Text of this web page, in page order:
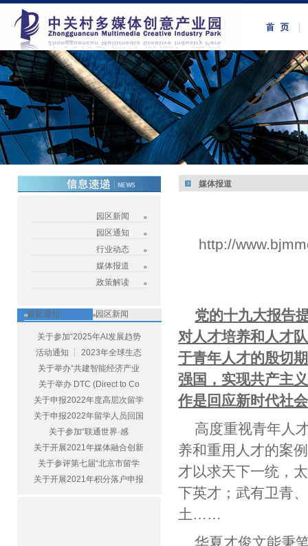
园区新闻
园区通知
行业动态
媒体报道
政策解读
最新通知 园区新闻
关于参加“2025年AI发展趋势
活动通知 ┆ 2023年全球生态
关于举办“共建智能经济产业
关于举办 DTC (Direct to Co
关于申报2022年度高层次留学
关于申报2022年留学人员回国
关于参加“联通世界·感
关于开展2021年媒体融合创新
关于参评第七届“北京市留学
关于开展2021年积分落户申报
媒体报道
http://
党的十九大报告
对人才培养和人才
于青年人才的殷切
强国，实现共产主
作是回应新时代社
高度重视青年人
养和重用人才的案
才以求天下一统，
下英才；武有卫青
土……
华夏才俊文能秉